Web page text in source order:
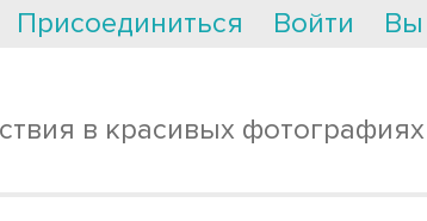
Присоединиться Войти Вы
в красивых фотографиях